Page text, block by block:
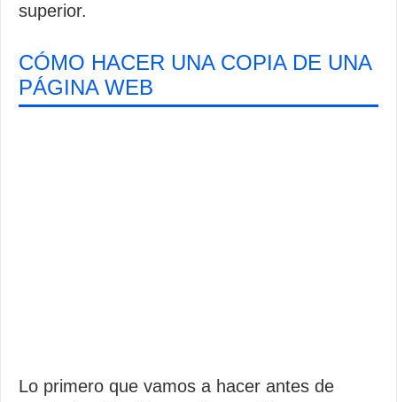
superior.
CÓMO HACER UNA COPIA DE UNA
PÁGINA WEB
Lo primero que vamos a hacer antes de